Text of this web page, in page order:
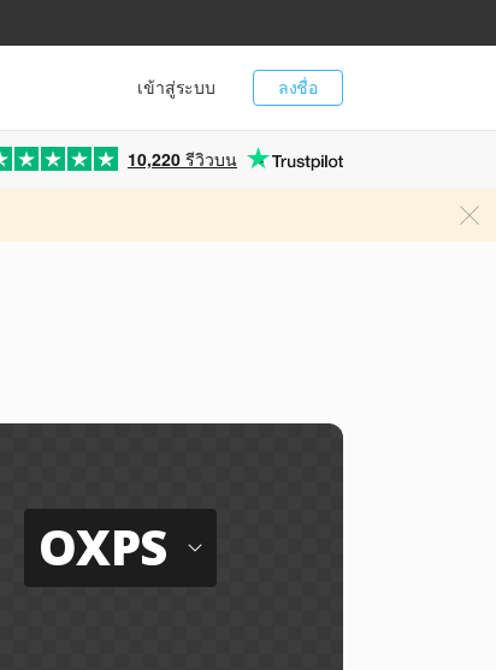
ลงชื่อ
เข้าสู่ระบบ
10,220 รีวิวบน
OXPS